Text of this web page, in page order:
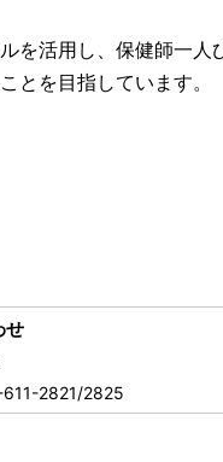
を活用し、保健師一
とを目指しています。
せ
611-2821/2825